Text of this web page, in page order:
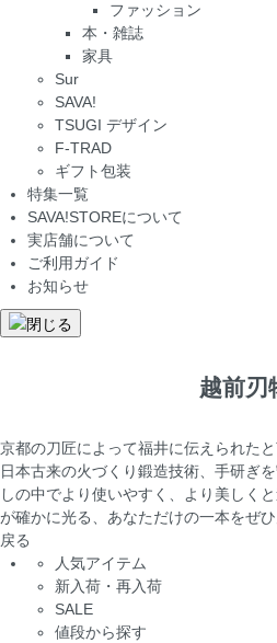
ファッション
本・雑誌
家具
Sur
SAVA!
TSUGI デザイン
F-TRAD
ギフト包装
特集一覧
SAVA!STOREについて
実店舗について
ご利用ガイド
お知らせ
越前刃
京都の刀匠によって福井に伝えられた
日本古来の火づくり鍛造技術、手研ぎ
しの中でより使いやすく、より美しく
が確かに光る、あなただけの一本をぜひ
戻る
人気アイテム
新入荷・再入荷
SALE
値段から探す